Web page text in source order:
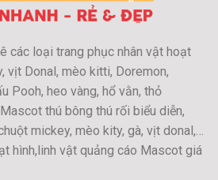
các loại trang phục nhân vật hoạt
vịt Donal, mèo kitti, Doremon,
Pooh, heo vàng, hổ vằn, thỏ
thú bông thú rối biểu diễn,
mickey, mèo kity, gà, vịt donal,…
hình,linh vật quảng cáo Mascot giá